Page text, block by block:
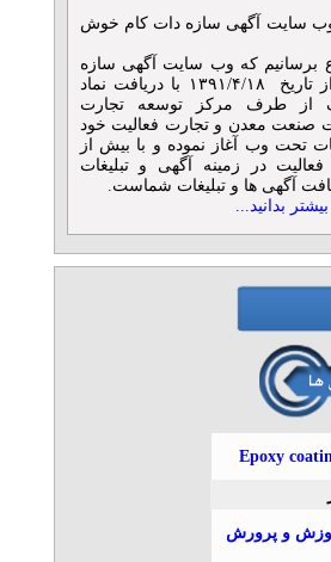
وب سایت آگهی سازه دات کام خوش
برسانیم که وب سایت آگهی سازه
به طور رسمی از تاریخ ۱۳۹۱/۴/۱۸ با دریافت نماد
از طرف مرکز توسعه تجارت
صنعت معدن و تجارت فعالیت خود
تحت وب آغاز نموده و با بیش از
فعالیت در زمینه آگهی و تبلیغات
آگهی ها و تبلیغات شماست.
بیشتر بدانید...
و پرورش